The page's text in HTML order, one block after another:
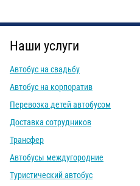
Наши услуги
Автобус на свадьбу
Автобус на корпоратив
Перевозка детей автобусом
Доставка сотрудников
Трансфер
Автобусы междугородние
Туристический автобус